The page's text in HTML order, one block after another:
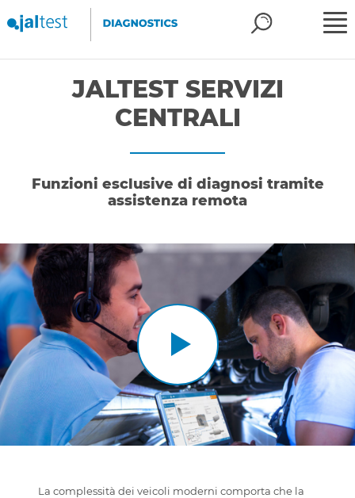
JALTEST SERVIZI
CENTRALI
Funzioni esclusive di diagnosi tramite
assistenza remota
La complessità dei veicoli moderni comporta che la